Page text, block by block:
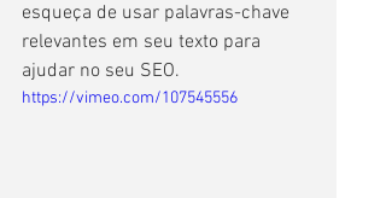
esqueça de usar palavras-chave
relevantes em seu texto para
ajudar no seu SEO.
https://vimeo.com/107545556